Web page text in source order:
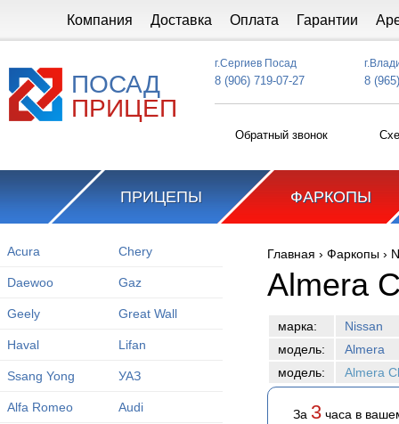
Компания Доставка Оплата Гарантии
ПОСАД
ПРИЦЕП
г.Сергиев Посад
8 (906) 719-07-27 8
Обратный звонок
ПРИЦЕПЫ ФАРКОПЫ
Acura Chery
Daewoo Gaz
Geely Great Wall
Haval Lifan
Ssang Yong УАЗ
Alfa Romeo Audi
Вы здесь
Главная › Фаркопы ›
Almera
марка:
Nissan
модель:
Almera
модель:
Almera
За 3часа в